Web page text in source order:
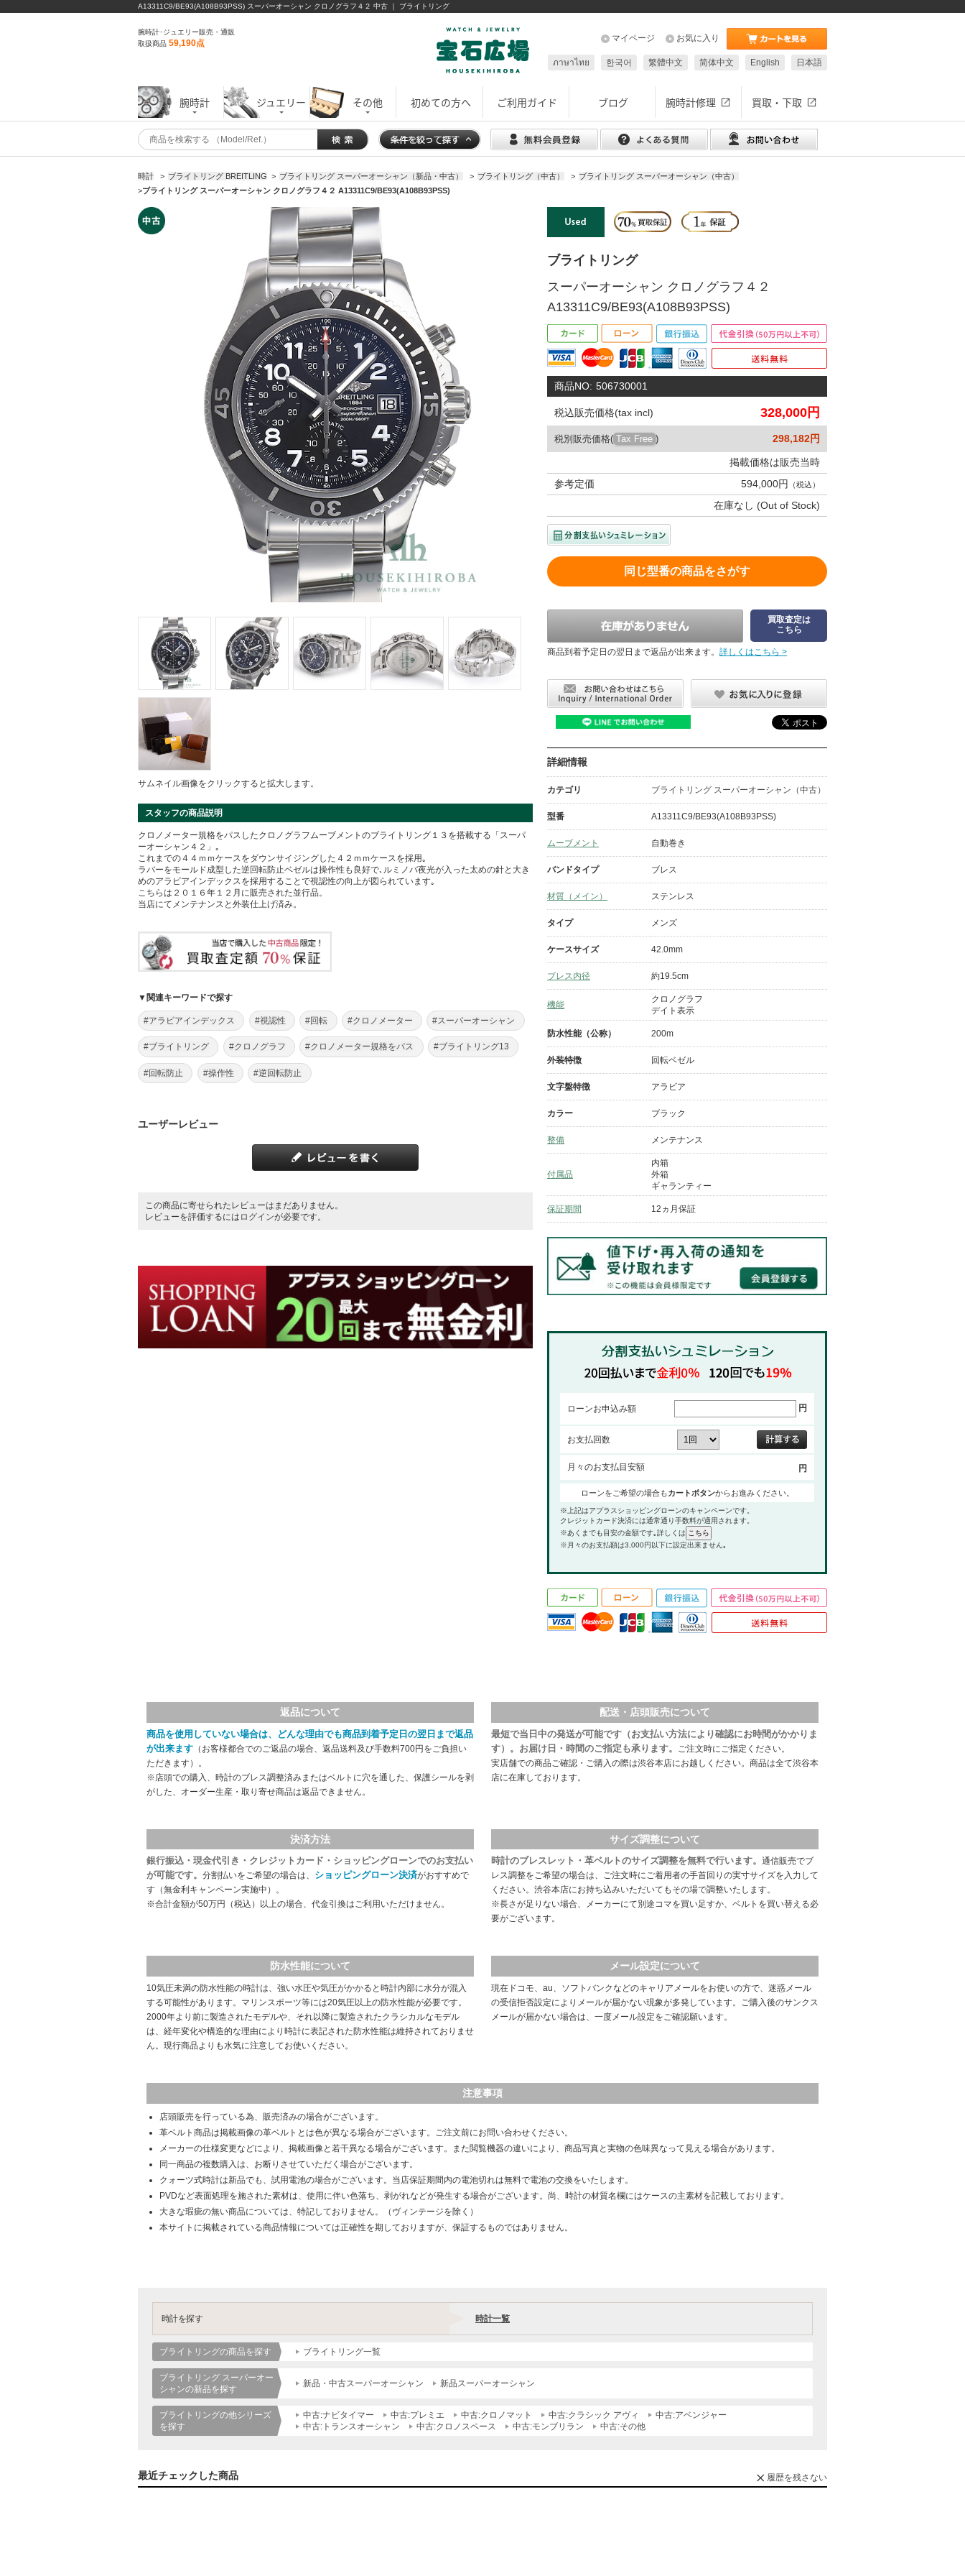
A13311C9/BE93(A108B93PSS) スーパーオーシャン クロノグラフ４２ 中古 ｜ ブライトリング
腕時計･ジュエリー販売・通販
取扱商品 59,190点 お気に入り
マイページ
日本語
English
简体中文
繁體中文
한국어
ภาษาไทย
腕時計 ジュエリー その他 初めての方へ ご利用ガイド ブログ 腕時計修理 買取・下取
時計 > ブライトリング BREITLING > ブライトリング スーパーオーシャン（新品・中古） > ブライトリング（中古） > ブライトリング スーパーオーシャン（中古）
>ブライトリング スーパーオーシャン クロノグラフ４２ A13311C9/BE93(A108B93PSS)
サムネイル画像をクリックすると拡大します。
スタッフの商品説明
クロノメーター規格をパスしたクロノグラフムーブメントのブライトリング１３を搭載する「スーパ
ーオーシャン４２」｡
これまでの４４ｍｍケースをダウンサイジングした４２ｍｍケースを採用｡
ラバーをモールド成型した逆回転防止ベゼルは操作性も良好で､ルミノバ夜光が入った太めの針と大き
めのアラビアインデックスを採用することで視認性の向上が図られています｡
こちらは２０１６年１２月に販売された並行品。
当店にてメンテナンスと外装仕上げ済み。
▼関連キーワードで探す
#アラビアインデックス #視認性 #回転 #クロノメーター #スーパーオーシャン
#ブライトリング #クロノグラフ #クロノメーター規格をパス #ブライトリング13
#回転防止 #操作性 #逆回転防止
ユーザーレビュー
この商品に寄せられたレビューはまだありません。
レビューを評価するには ログインが必要です。
ブライトリング
スーパーオーシャン クロノグラフ４２
A13311C9/BE93(A108B93PSS)
商品NO: 506730001
税込販売価格(tax incl) 328,000円
税別販売価格( Tax Free ) 298,182円
掲載価格は販売当時
参考定価
594,000円 （税込）
在庫なし (Out of Stock)
同じ型番の商品をさがす
買取査定は
こちら
商品到着予定日の翌日まで返品が出来ます。 詳しくはこちら >
詳細情報
カテゴリ ブライトリング スーパーオーシャン（中古）
型番 A13311C9/BE93(A108B93PSS)
ムーブメント 自動巻き
バンドタイプ ブレス
材質（メイン） ステンレス
タイプ メンズ
ケースサイズ 42.0mm
ブレス内径 約19.5cm
機能
クロノグラフ
デイト表示
防水性能（公称） 200m
外装特徴 回転ベゼル
文字盤特徴 アラビア
カラー ブラック
整備 メンテナンス
付属品
内箱
外箱
ギャランティー
保証期間 12ヵ月保証
ローンお申込み額 円
お支払回数
月々のお支払目安額 円
ローンをご希望の場合もカートボタンからお進みください。
※上記はアプラスショッピングローンのキャンペーンです。
クレジットカード決済には通常通り手数料が適用されます。
※あくまでも目安の金額です｡詳しくは
※月々のお支払額は3,000円以下に設定出来ません｡
返品について
商品を使用していない場合は、どんな理由でも商品到着予定日の翌日まで返品
が出来ます （お客様都合でのご返品の場合、返品送料及び手数料700円をご負担い
ただきます）。
※店頭での購入、時計のブレス調整済みまたはベルトに穴を通した、保護シールを剥
がした、オーダー生産・取り寄せ商品は返品できません。
配送・店頭販売について
最短で当日中の発送が可能です（お支払い方法により確認にお時間がかかりま
す）。お届け日・時間のご指定も承ります。
ご注文時にご指定ください。
実店舗での商品ご確認・ご購入の際は渋谷本店にお越しください。商品は全て渋谷本
店に在庫しております。
決済方法
銀行振込・現金代引き・クレジットカード・ショッピングローンでのお支払い
が可能です。 分割払いをご希望の場合は、 ショッピングローン決済がおすすめで
す（無金利キャンペーン実施中）。
※合計金額が50万円（税込）以上の場合、代金引換はご利用いただけません。
サイズ調整について
時計のブレスレット・革ベルトのサイズ調整を無料で行います。 通信販売でブ
レス調整をご希望の場合は、ご注文時にご着用者の手首回りの実寸サイズを入力して
ください。渋谷本店にお持ち込みいただいてもその場で調整いたします。
※長さが足りない場合、メーカーにて別途コマを買い足すか、ベルトを買い替える必
要がございます。
防水性能について
10気圧未満の防水性能の時計は、強い水圧や気圧がかかると時計内部に水分が混入
する可能性があります。マリンスポーツ等には20気圧以上の防水性能が必要です。
2000年より前に製造されたモデルや、それ以降に製造されたクラシカルなモデル
は、経年変化や構造的な理由により時計に表記された防水性能は維持されておりませ
ん。現行商品よりも水気に注意してお使いください。
メール設定について
現在ドコモ、au、ソフトバンクなどのキャリアメールをお使いの方で、迷惑メール
の受信拒否設定によりメールが届かない現象が多発しています。ご購入後のサンクス
メールが届かない場合は、一度メール設定をご確認願います。
注意事項
店頭販売を行っている為、販売済みの場合がございます。
革ベルト商品は掲載画像の革ベルトとは色が異なる場合がございます。ご注文前にお問い合わせください。
メーカーの仕様変更などにより、掲載画像と若干異なる場合がございます。また閲覧機器の違いにより、商品写真と実物の色味異なって見える場合があります。
同一商品の複数購入は、お断りさせていただく場合がございます。
クォーツ式時計は新品でも、試用電池の場合がございます。当店保証期間内の電池切れは無料で電池の交換をいたします。
PVDなど表面処理を施された素材は、使用に伴い色落ち、剥がれなどが発生する場合がございます。尚、時計の材質名欄にはケースの主素材を記載しております。
大きな瑕疵の無い商品については、特記しておりません。（ヴィンテージを除く）
本サイトに掲載されている商品情報については正確性を期しておりますが、保証するものではありません。
時計を探す 時計一覧
ブライトリングの商品を探す ブライトリング一覧
ブライトリング スーパーオー
シャンの新品を探す
新品・中古スーパーオーシャン 新品スーパーオーシャン
ブライトリングの他シリーズ
を探す
中古:ナビタイマー 中古:プレミエ 中古:クロノマット 中古:クラシック アヴィ
中古:アベンジャー
中古:トランスオーシャン
中古:クロノスペース 中古:モンブリラン 中古:その他
最近チェックした商品 履歴を残さない